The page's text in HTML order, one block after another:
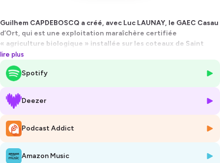
Guilhem CAPDEBOSCQ a créé, avec Luc LAUNAY, le GAEC Casau
d’Ort, qui est une exploitation maraîchère certifiée
« agriculture biologique » installée sur les coteaux de Saint
Faust.
Il nous explique pourquoi, il a quitté l’aéronautique pour un
retour à la terre.
si vous voulez apporter votre aide à la SSA, voilà un lien :
https://fr.liberapay.com/Securite-sociale-alimentation/donate
https://www.casaudort.fr/
en savoir plus sur la SSA
https://securite-sociale-alimentation.org/initiative/collectif-ssa-
bearn/
lire plus
Spotify
Deezer
Podcast Addict
Amazon Music